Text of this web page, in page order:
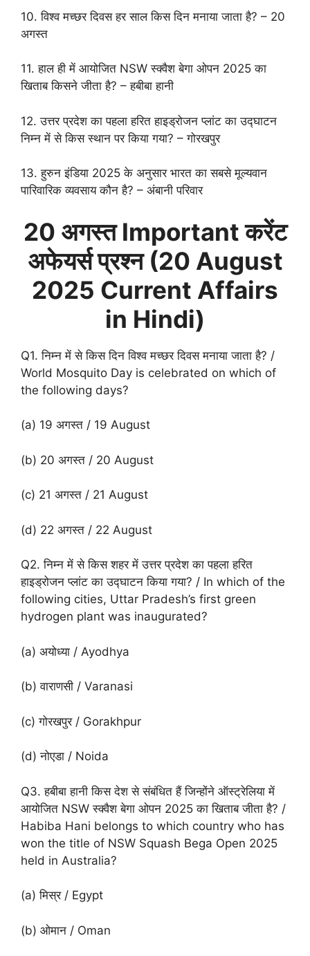
10. विश्व मच्छर दिवस हर साल किस दिन मनाया जाता है? – 20
अगस्त
11. हाल ही में आयोजित NSW स्क्वैश बेगा ओपन 2025 का
खिताब किसने जीता है? – हबीबा हानी
12. उत्तर प्रदेश का पहला हरित हाइड्रोजन प्लांट का उद्घाटन
निम्न में से किस स्थान पर किया गया? – गोरखपुर
13. हुरुन इंडिया 2025 के अनुसार भारत का सबसे मूल्यवान
पारिवारिक व्यवसाय कौन है? – अंबानी परिवार
20 अगस्त Important करेंट
अफेयर्स प्रश्न (20 August
2025 Current Affairs
in Hindi)
Q1. निम्न में से किस दिन विश्व मच्छर दिवस मनाया जाता है? /
World Mosquito Day is celebrated on which of
the following days?
(a) 19 अगस्त / 19 August
(b) 20 अगस्त / 20 August
(c) 21 अगस्त / 21 August
(d) 22 अगस्त / 22 August
Q2. निम्न में से किस शहर में उत्तर प्रदेश का पहला हरित
हाइड्रोजन प्लांट का उद्घाटन किया गया? / In which of the
following cities, Uttar Pradesh’s first green
hydrogen plant was inaugurated?
(a) अयोध्या / Ayodhya
(b) वाराणसी / Varanasi
(c) गोरखपुर / Gorakhpur
(d) नोएडा / Noida
Q3. हबीबा हानी किस देश से संबंधित हैं जिन्होंने ऑस्ट्रेलिया में
आयोजित NSW स्क्वैश बेगा ओपन 2025 का खिताब जीता है? /
Habiba Hani belongs to which country who has
won the title of NSW Squash Bega Open 2025
held in Australia?
(a) मिस्र / Egypt
(b) ओमान / Oman